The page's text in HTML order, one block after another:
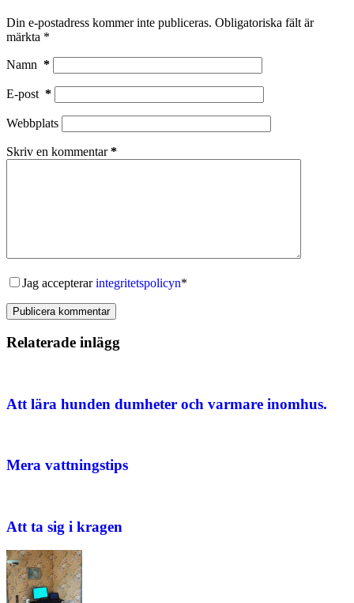
Din e-postadress kommer inte publiceras. Obligatoriska fält är
märkta *
Namn *
E-post *
Webbplats
Skriv en kommentar*
Jag accepterarintegritetspolicyn*
Publicera kommentar
Relaterade inlägg
Att lära hunden dumheter och varmare inomhus.
Mera vattningstips
Att ta sig i kragen